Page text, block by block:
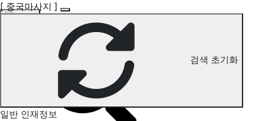
충북 중국마사지 구직정보
[ 중국마사지 ]
검색 초기화
일반 인재정보